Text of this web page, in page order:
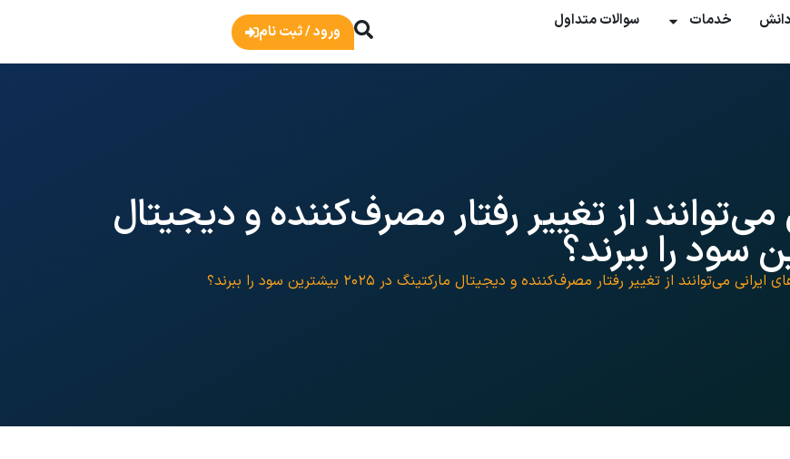
خدمات سوالات متداول
ورود / ثبت نام
از تغییر رفتار مصرف‌کننده و دیجیتال
می‌توانند از تغییر رفتار مصرف‌کننده و دیجیتال مارکتینگ در ۲۰۲۵ بیشترین سود را ببرند؟